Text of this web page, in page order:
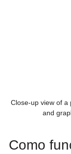
Close-up view of a
and
Como